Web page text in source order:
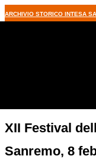
ARCHIVIO STORICO INTESA
XII Festival
Sanremo, 8